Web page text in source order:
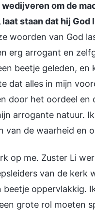
om de
staan dat hij God
woorden van God
erg arrogant en
beetje geleden, en
dat alles in mijn
door het oordeel en
arrogante natuur.
de waarheid en
op me. Zuster Li
van de kerk
oppervlakkig.
grote rol moeten